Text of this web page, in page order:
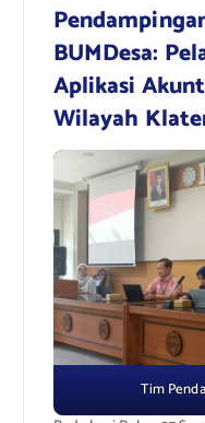
BUMDesa:
Aplikasi
Wilayah
Tim